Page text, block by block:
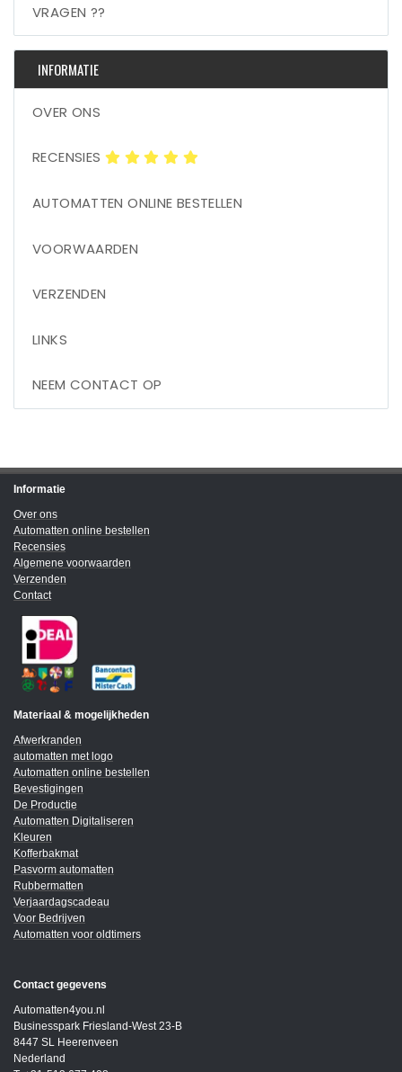
VRAGEN ??
INFORMATIE
OVER ONS
RECENSIES
AUTOMATTEN ONLINE BESTELLEN
VOORWAARDEN
VERZENDEN
LINKS
NEEM CONTACT OP
Informatie
Over ons
Automatten online bestellen
Recensies
Algemene voorwaarden
Verzenden
Contact
Materiaal & mogelijkheden
Afwerkranden
automatten met logo
Automatten online bestellen
Bevestigingen
De Productie
Automatten Digitaliseren
Kleuren
Kofferbakmat
Pasvorm automatten
Rubbermatten
Verjaardagscadeau
Voor Bedrijven
Automatten voor oldtimers
Contact gegevens
Automatten4you.nl
Businesspark Friesland-West 23-B
8447 SL Heerenveen
Nederland